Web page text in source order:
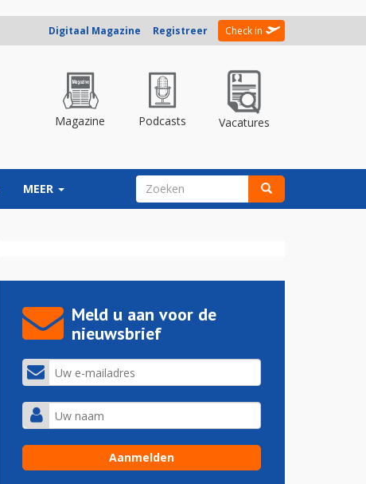
Digitaal Magazine Registreer Check in
Magazine Podcasts Vacatures
MEER ZOEKVELD
Meld u aan voor de
nieuwsbrief